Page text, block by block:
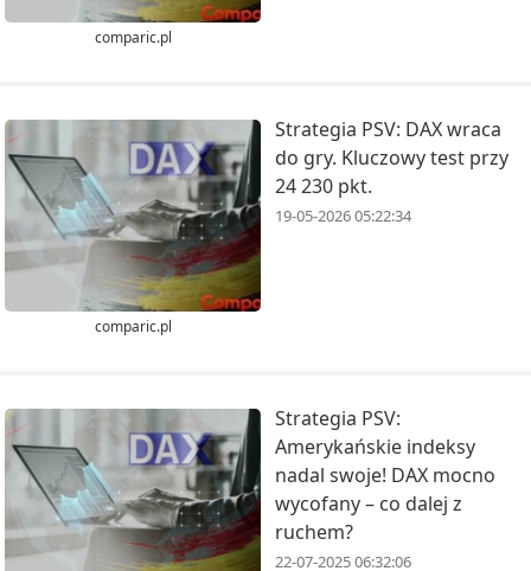
comparic.pl
comparic.pl
Strategia PSV: DAX wraca
do gry. Kluczowy test przy
24 230 pkt.
19-05-2026 05:22:34
Strategia PSV:
Amerykańskie indeksy
nadal swoje! DAX mocno
wycofany – co dalej z
ruchem?
22-07-2025 06:32:06